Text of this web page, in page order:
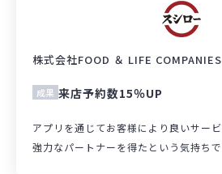
株式会社FOOD ＆ LIFE COMPANIES
成果 来店予約数15％UP
アプリを通じてお客様により良いサー
強力なパートナーを得たという気持ちで